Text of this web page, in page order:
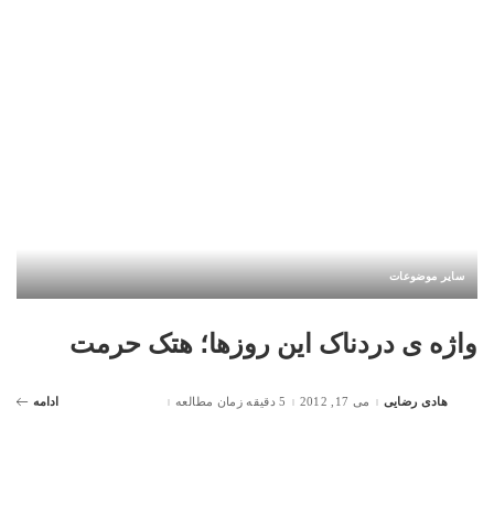
سایر موضوعات
واژه ی دردناک این روزها؛ هتک حرمت
Postedهادی رضایی می 17, 2012 5 دقیقه زمان مطالعه ادامه